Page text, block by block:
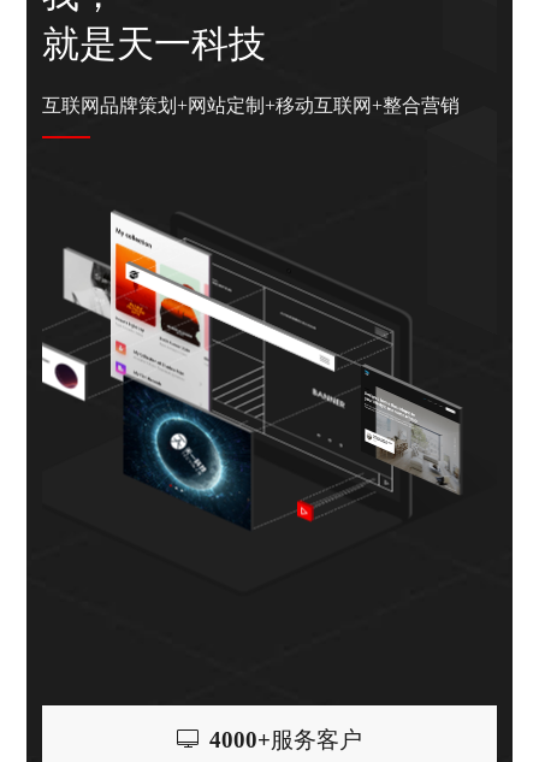
就是天一科技
互联网品牌策划+网站定制+移动互联网+整合营销
4000+服务客户